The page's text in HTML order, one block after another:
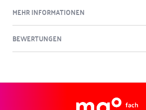
MEHR INFORMATIONEN
BEWERTUNGEN